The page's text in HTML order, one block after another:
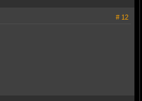
# 12